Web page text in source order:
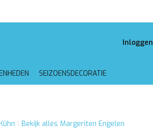
Inloggen
SEIZOENSDECORATIE
Bekijk alles Margeriten Engelen